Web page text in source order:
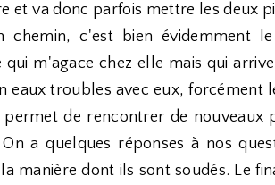
et va donc parfois mettre les deux
chemin, c'est bien évidemment
m'agace chez elle mais qui
eaux troubles avec eux, forcément
de rencontrer de nouveaux
a quelques réponses à nos
manière dont ils sont soudés. Le